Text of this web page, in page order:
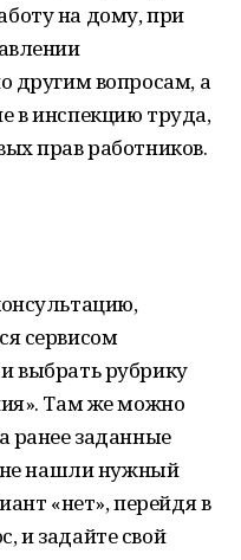
на дому, при
другим вопросам, а
в инспекцию труда,
прав работников.
сервисом
выбрать рубрику
Там же можно
ранее заданные
не нашли нужный
«нет», перейдя в
и задайте свой